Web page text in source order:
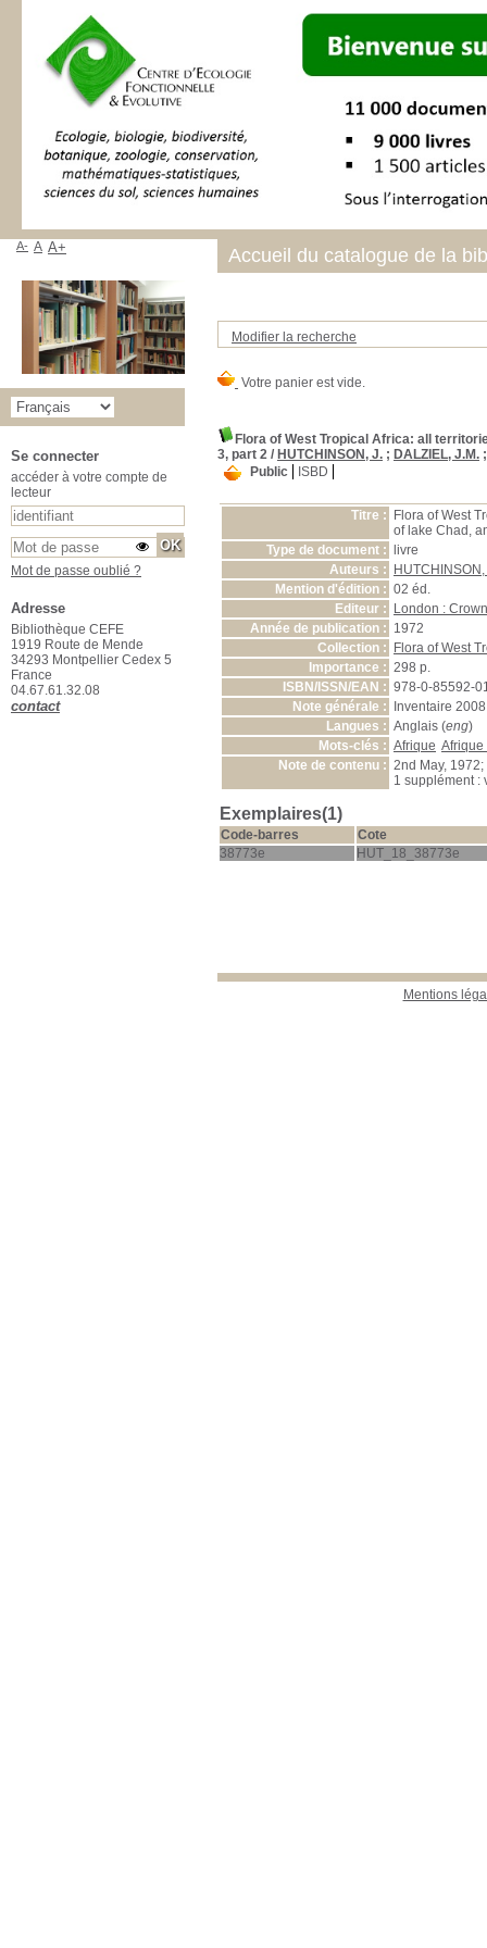
Modifier la recherche
Flora of West Tropical Africa: all
3, part 2 / HUTCHINSON, J. ; DALZIEL, J.M.
Public
ISBD
Titre :
Flora of West
of lake Chad,
Type de document :
livre
Auteurs :
HUTCHINSON,
Mention d'édition : 02 éd.
Editeur :
London :
Année de publication : 1972
Collection :
Flora of West
Importance : 298 p.
ISBN/ISSN/EAN : 978-0-85592-
Note générale :
Inventaire
Langues : Anglais (eng)
Mots-clés : Afrique Afrique
Note de contenu : 2nd May, 1972;
1 supplément :
Exemplaires(1)
Code-barres
Cote
38773e
HUT_18_38773e
Mentions
Accueil du catalogue de la
A- A A+
Se connecter
accéder à votre compte de
lecteur
Mot de passe oublié ?
Adresse
Bibliothèque CEFE
1919 Route de Mende
34293 Montpellier Cedex 5
France
04.67.61.32.08
contact